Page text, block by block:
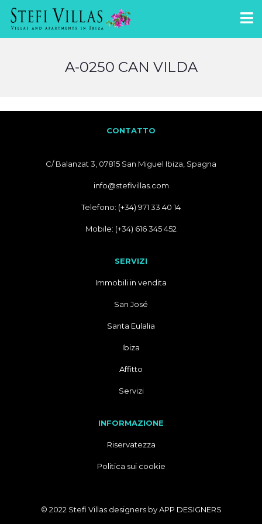
A-0250 CAN VILDA
CONTATTO
C/ Balanzat 3, 07815 San Miguel Ibiza, Spagna
info@stefivillas.com
Telefono: (+34) 971 33 40 14
Mobile: (+34) 616 345 452
SERVIZI
Immobili in vendita
San José
Santa Eulalia
Ibiza
Affitto
Servizi
INFORMAZIONE
Riservatezza
Politica sui cookie
© 2022 Stefi Villas designers byAPP DESIGNERS